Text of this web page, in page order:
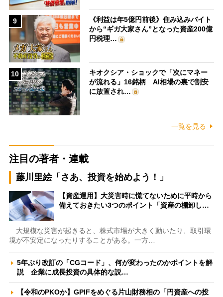
9
《利益は年5億円前後》住み込みバイト
から“ギガ大家さん”となった資産200億
円税理…
10
キオクシア・ショックで「次にマネー
が流れる」16銘柄 AI相場の裏で割安
に放置され…
一覧を見る
注目の著者・連載
藤川里絵「さあ、投資を始めよう！」
【資産運用】大災害時に慌てないために平時から
備えておきたい3つのポイント「資産の棚卸し…
大規模な災害が起きると、株式市場が大きく動いたり、取引環
境が不安定になったりすることがある。一方…
5年ぶり改訂の「CGコード」、何が変わったのかポイントを解
説 企業に成長投資の具体的な説…
【令和のPKOか】GPIFをめぐる片山財務相の「円資産への投